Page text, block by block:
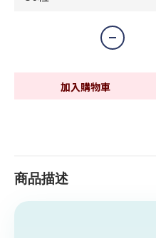
加入購物車
商品描述